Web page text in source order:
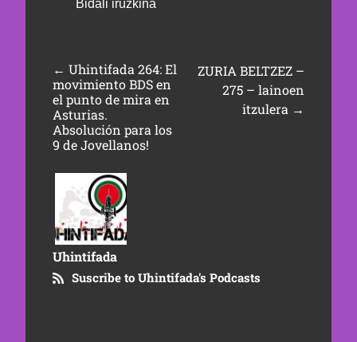
← Uhintifada 264: El
movimiento BDS en
el punto de mira en
Asturias.
Absolución para los
9 de Jovellanos!
ZURIA BELTZEZ –
275 – lainoen
itzulera →
Uhintifada
Suscribe to Uhintifada's Podcasts